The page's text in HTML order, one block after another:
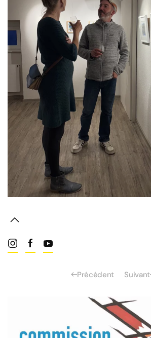
Read more
Précédent Suivant